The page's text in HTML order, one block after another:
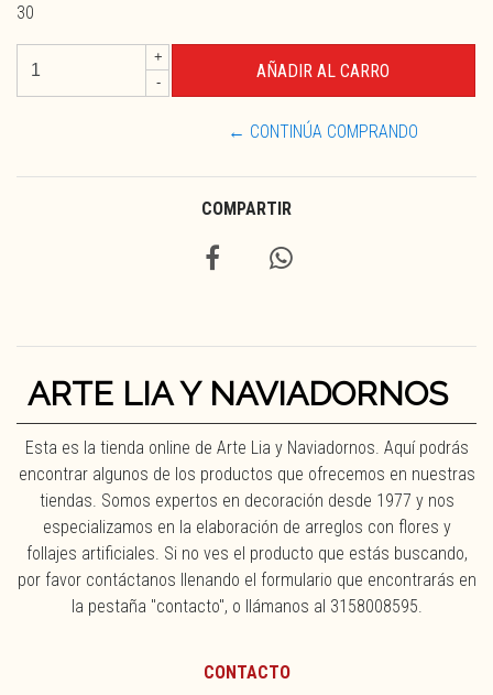
30
+
-
← CONTINÚA COMPRANDO
COMPARTIR
ARTE LIA Y NAVIADORNOS
Esta es la tienda online de Arte Lia y Naviadornos. Aquí podrás
encontrar algunos de los productos que ofrecemos en nuestras
tiendas. Somos expertos en decoración desde 1977 y nos
especializamos en la elaboración de arreglos con flores y
follajes artificiales. Si no ves el producto que estás buscando,
por favor contáctanos llenando el formulario que encontrarás en
la pestaña "contacto", o llámanos al 3158008595.
CONTACTO